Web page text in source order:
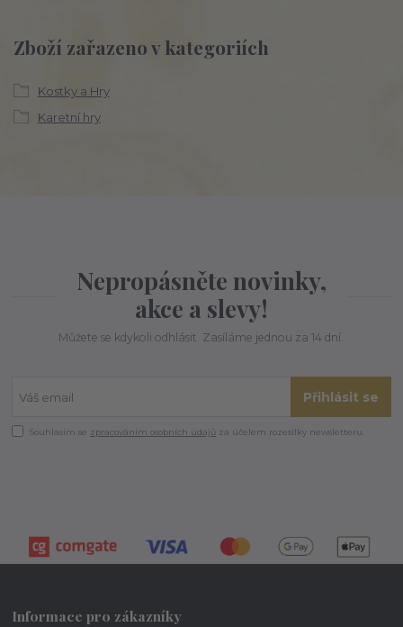
Zboží zařazeno v kategoriích
Kostky a Hry
Karetní hry
Nepropásněte novinky,
akce a slevy!
Můžete se kdykoli odhlásit. Zasíláme jednou za 14 dní.
Přihlásit se
Souhlasím se zpracováním osobních údajů za účelem rozesílky newsletteru.
Informace pro zákazníky